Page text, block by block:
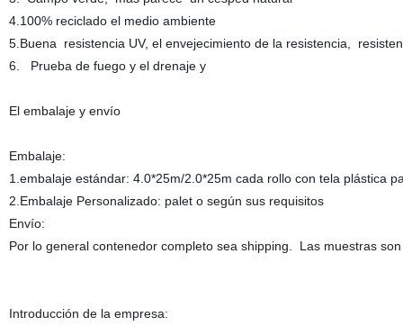
4.100% reciclado el medio ambiente
5.Buena resistencia UV, el envejecimiento de la resistencia,
6. Prueba de fuego y el drenaje y
El embalaje y envío
Embalaje:
1.embalaje estándar: 4.0*25m/2.0*25m cada rollo con tela plástica
2.Embalaje Personalizado: palet o según sus requisitos
Envío:
Por lo general contenedor completo sea shipping. Las muestras
Introducción de la empresa: